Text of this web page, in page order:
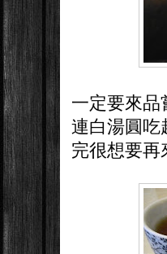
一定要來品
連白湯圓吃
完很想要再